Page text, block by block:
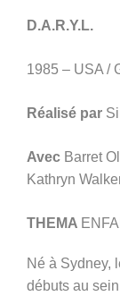
D.A.R.Y.L.
1985 – USA /
Réalisé par
Avec Barret
Kathryn
THEMA
Né à Sydney,
débuts au